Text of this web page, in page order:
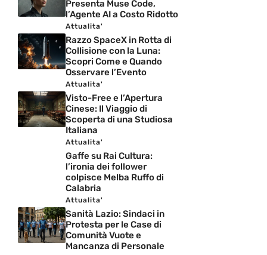
Presenta Muse Code,
l’Agente AI a Costo Ridotto
Attualita'
Razzo SpaceX in Rotta di
Collisione con la Luna:
Scopri Come e Quando
Osservare l’Evento
Attualita'
Visto-Free e l’Apertura
Cinese: Il Viaggio di
Scoperta di una Studiosa
Italiana
Attualita'
Gaffe su Rai Cultura:
l’ironia dei follower
colpisce Melba Ruffo di
Calabria
Attualita'
Sanità Lazio: Sindaci in
Protesta per le Case di
Comunità Vuote e
Mancanza di Personale